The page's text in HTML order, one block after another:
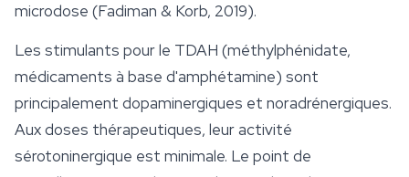
microdose (Fadiman & Korb, 2019).
Les stimulants pour le TDAH (méthylphénidate,
médicaments à base d'amphétamine) sont
principalement dopaminergiques et noradrénergiques.
Aux doses thérapeutiques, leur activité
sérotoninergique est minimale. Le point de